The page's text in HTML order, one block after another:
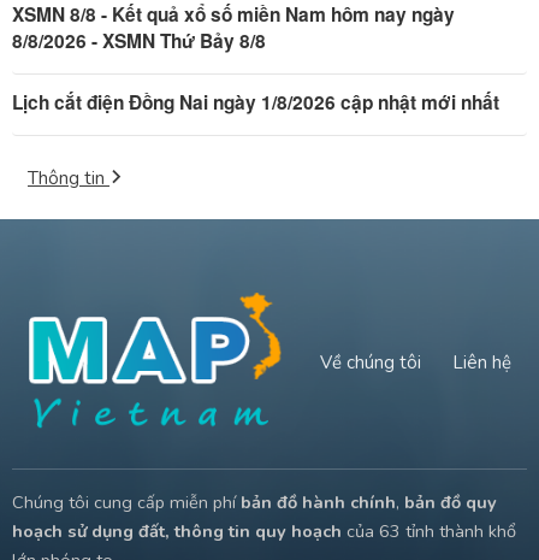
XSMN 8/8 - Kết quả xổ số miền Nam hôm nay ngày
8/8/2026 - XSMN Thứ Bảy 8/8
Lịch cắt điện Đồng Nai ngày 1/8/2026 cập nhật mới nhất
Thông tin
Về chúng tôi Liên hệ
Chúng tôi cung cấp miễn phí bản đồ hành chính, bản đồ quy
hoạch sử dụng đất, thông tin quy hoạch của 63 tỉnh thành khổ